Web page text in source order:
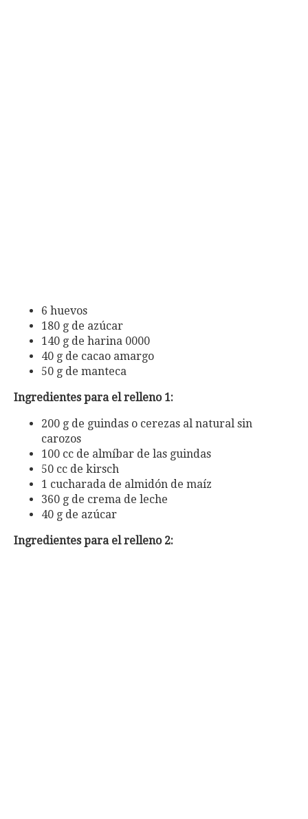
6 huevos
180 g de azúcar
140 g de harina 0000
40 g de cacao amargo
50 g de manteca
Ingredientes para el relleno 1:
200 g de guindas o cerezas al natural sin
carozos
100 cc de almíbar de las guindas
50 cc de kirsch
1 cucharada de almidón de maíz
360 g de crema de leche
40 g de azúcar
Ingredientes para el relleno 2: